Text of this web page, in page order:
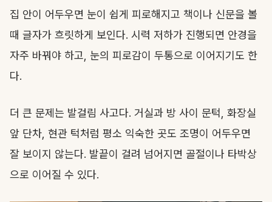
집 안이 어두우면 눈이 쉽게 피로해지고 책이나 신문을 볼
때 글자가 흐릿하게 보인다. 시력 저하가 진행되면 안경을
자주 바꿔야 하고, 눈의 피로감이 두통으로 이어지기도 한
다.
더 큰 문제는 발걸림 사고다. 거실과 방 사이 문턱, 화장실
앞 단차, 현관 턱처럼 평소 익숙한 곳도 조명이 어두우면
잘 보이지 않는다. 발끝이 걸려 넘어지면 골절이나 타박상
으로 이어질 수 있다.